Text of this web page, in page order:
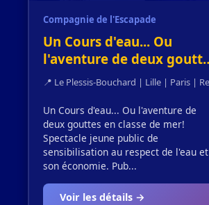
Compagnie de l'Escapade
Un Cours d'eau... Ou
l'aventure de deux
en classe de mer!
📍 Le Plessis-Bouchard | Lille | Paris |
Un Cours d'eau... Ou l'aventure de
deux gouttes en classe de mer!
Spectacle jeune public de
sensibilisation au respect de l'eau
son économie. Pub...
Voir les détails →